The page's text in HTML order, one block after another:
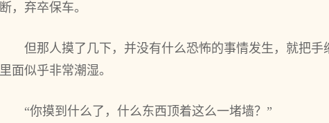
断，弃卒保车。
但那人摸了几下，并没有什么恐怖的事情发生，就把
里面似乎非常潮湿。
“你摸到什么了，什么东西顶着这么一堵墙？”